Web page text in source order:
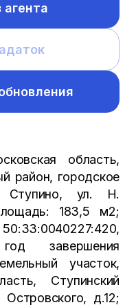
агента
область,
район, городское
Ступино, ул. Н.
183,5 м2;
завершения
участок,
Ступинский
д.12;